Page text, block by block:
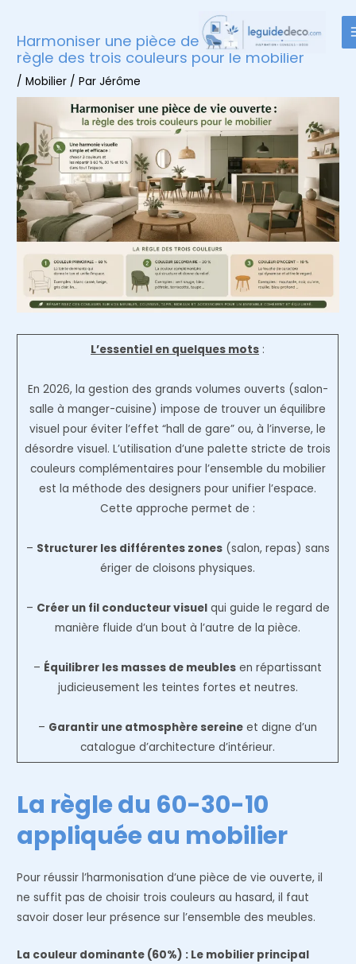
contenu
Harmoniser une pièce de vie ouverte : la
règle des trois couleurs pour le mobilier
/Mobilier / ParJérôme
L’essentiel en quelques mots :
En 2026, la gestion des grands volumes ouverts (salon-
salle à manger-cuisine) impose de trouver un équilibre
visuel pour éviter l’effet “hall de gare” ou, à l’inverse, le
désordre visuel. L’utilisation d’une palette stricte de trois
couleurs complémentaires pour l’ensemble du mobilier
est la méthode des designers pour unifier l’espace.
Cette approche permet de :
– Structurer les différentes zones(salon, repas) sans
ériger de cloisons physiques.
– Créer un fil conducteur visuelqui guide le regard de
manière fluide d’un bout à l’autre de la pièce.
– Équilibrer les masses de meubles en répartissant
judicieusement les teintes fortes et neutres.
– Garantir une atmosphère sereine et digne d’un
catalogue d’architecture d’intérieur.
La règle du 60-30-10
appliquée au mobilier
Pour réussir l’harmonisation d’une pièce de vie ouverte, il
ne suffit pas de choisir trois couleurs au hasard, il faut
savoir doser leur présence sur l’ensemble des meubles.
La couleur dominante (60%) : Le mobilier principal